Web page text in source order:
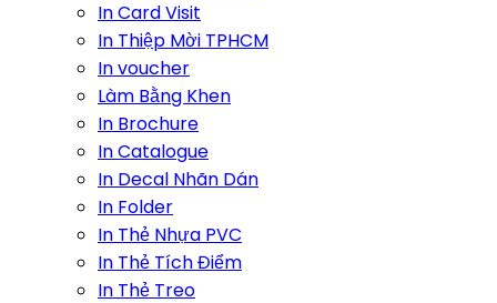
In Card Visit
In Thiệp Mời TPHCM
In voucher
Làm Bằng Khen
In Brochure
In Catalogue
In Decal Nhãn Dán
In Folder
In Thẻ Nhựa PVC
In Thẻ Tích Điểm
In Thẻ Treo